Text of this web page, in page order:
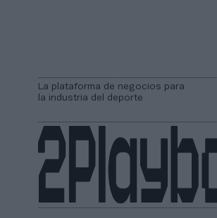
La plataforma de negocios para
la industria del deporte